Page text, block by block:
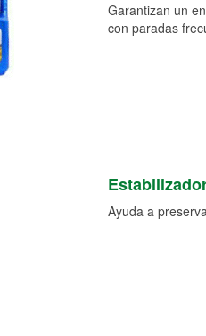
Garantizan un
con paradas
Ayuda a